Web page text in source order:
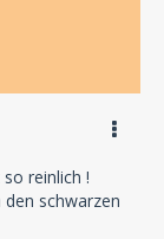
reinlich !
schwarzen